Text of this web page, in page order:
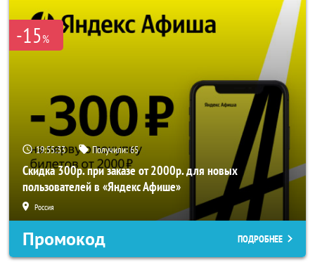
-15%
19:55:33 Получили:65
Скидка 300р. при заказе от 2000р. для новых
пользователей в «Яндекс Афише»
Россия
Промокод ПОДРОБНЕЕ